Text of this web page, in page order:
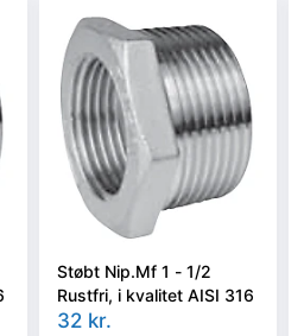
Støbt Nip.Mf 1 - 1/2
Rustfri, i kvalitet AISI 316
32 kr.